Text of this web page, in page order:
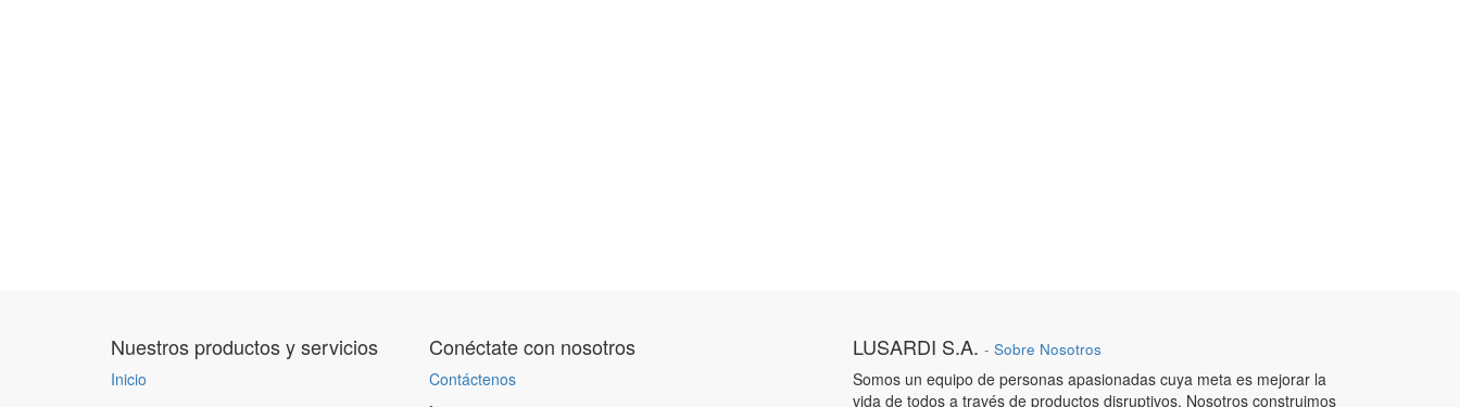
Nuestros productos y servicios
Inicio
Conéctate con nosotros
Contáctenos
LUSARDI S.A. - Sobre Nosotros
Somos un equipo de personas apasionadas cuya meta es mejorar la
vida de todos a través de productos disruptivos. Nosotros construimos